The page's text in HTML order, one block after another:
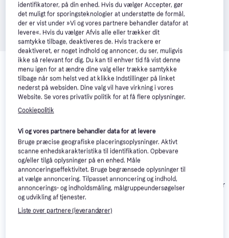
Relaterede produkter
Se vores forslag til andre produkter, der matcher dine
interesser. Vis alle
Amewi Mercedes
Benz Arocs Licensed
Dump Truck RTR
22537
Eller 3 betalinger af
HuiNa Betongbil RTR
CY1574
HuiNa Timber
identifikatorer, på din enhed. Hvis du vælger Accepter, gør
det muligt for sporingsteknologier at understøtte de formål,
der er vist under »Vi og vores partnere behandler datafor at
levere«. Hvis du vælger Afvis alle eller trækker dit
samtykke tilbage, deaktiveres de. Hvis trackere er
deaktiveret, er noget indhold og annoncer, du ser, muligvis
ikke så relevant for dig. Du kan til enhver tid få vist denne
menu igen for at ændre dine valg eller trække samtykke
tilbage når som helst ved at klikke Indstillinger på linket
nederst på websiden. Dine valg vil have virkning i vores
Website. Se vores privatliv politik for at få flere oplysninger.
Cookiepolitik
Vi og vores partnere behandler data for at levere
Bruge præcise geografiske placeringsoplysninger. Aktivt
scanne enhedskarakteristika til identifikation. Opbevare
og/eller tilgå oplysninger på en enhed. Måle
annonceringseffektivitet. Bruge begrænsede oplysninger til
at vælge annoncering. Tilpasset annoncering og indhold,
annoncerings- og indholdsmåling, målgruppeundersøgelser
og udvikling af tjenester.
Liste over partnere (leverandører)